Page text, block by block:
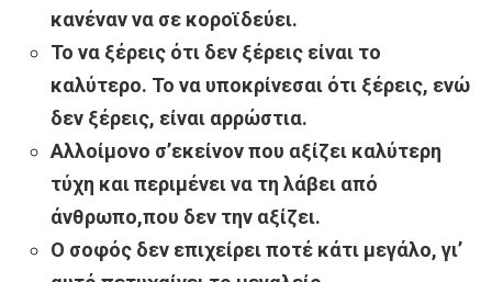
κανέναν να σε κοροϊδεύει.
Το να ξέρεις ότι δεν ξέρεις είναι το
καλύτερο. Το να υποκρίνεσαι ότι ξέρεις, ενώ
δεν ξέρεις, είναι αρρώστια.
Αλλοίμονο σ’εκείνον που αξίζει καλύτερη
τύχη και περιμένει να τη λάβει από
άνθρωπο,που δεν την αξίζει.
Ο σοφός δεν επιχείρει ποτέ κάτι μεγάλο, γι’